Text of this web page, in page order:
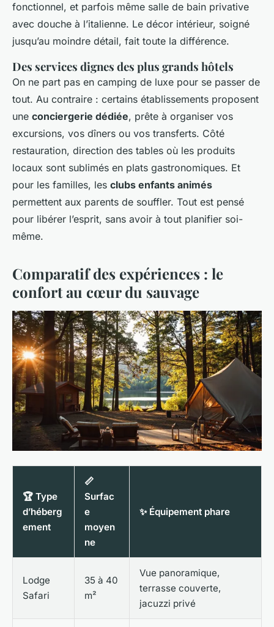
fonctionnel, et parfois même salle de bain privative
avec douche à l’italienne. Le décor intérieur, soigné
jusqu’au moindre détail, fait toute la différence.
Des services dignes des plus grands hôtels
On ne part pas en camping de luxe pour se passer de
tout. Au contraire : certains établissements proposent
une conciergerie dédiée, prête à organiser vos
excursions, vos dîners ou vos transferts. Côté
restauration, direction des tables où les produits
locaux sont sublimés en plats gastronomiques. Et
pour les familles, les clubs enfants animés
permettent aux parents de souffler. Tout est pensé
pour libérer l’esprit, sans avoir à tout planifier soi-
même.
Comparatif des expériences : le
confort au cœur du sauvage
🏆 Type
d’héberg
ement
📏
Surfac
e
moyen
ne
✨ Équipement phare
Lodge
Safari
35 à 40
m²
Vue panoramique,
terrasse couverte,
jacuzzi privé